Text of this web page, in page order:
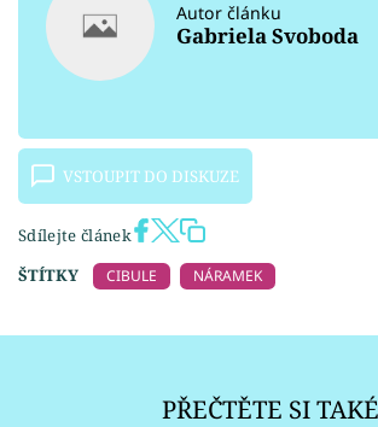
Autor článku
Gabriela Svoboda
VSTOUPIT DO DISKUZE
Sdílejte článek
ŠTÍTKY
CIBULE NÁRAMEK
PŘEČTĚTE SI TAKÉ